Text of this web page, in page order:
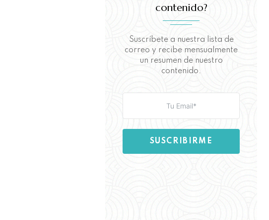
contenido?
Suscríbete a nuestra lista de
correo y recibe mensualmente
un resumen de nuestro
contenido.
SUSCRIBIRME